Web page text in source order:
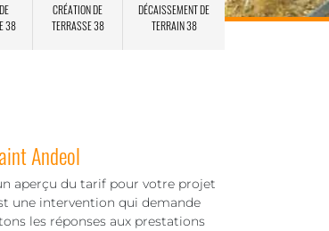
38
CRÉATION DE
TERRASSE 38
DÉCAISSEMENT DE
TERRAIN 38
Andeol
aperçu du tarif pour votre projet
une intervention qui demande
les réponses aux prestations